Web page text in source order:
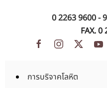
0 2263 9600 -
FAX. 0
การบริจาคโลหิต